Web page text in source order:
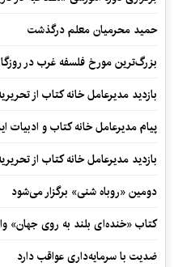
حمید محرمیان معلم درگذشت
بزرگ‌ترین مورخ فلسفه غرب در
بازدید مدیرعامل خانه کتاب از
پیام مدیرعامل خانه کتاب و ادبیات
بازدید مدیرعامل خانه کتاب از
دومین «روباه شنی» برگزار می‌شود
کتاب «خنده‌ای بلند به روی جهان»
ضدیت با سرمایه‌داری عواقب دارد